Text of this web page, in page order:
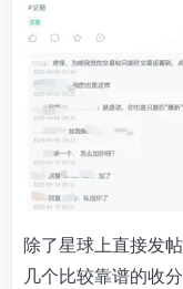
除了星球上直接发
几个比较靠谱的收